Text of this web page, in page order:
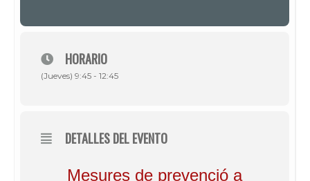
HORARIO
(Jueves) 9:45 - 12:45
DETALLES DEL EVENTO
Mesures de prevenció a